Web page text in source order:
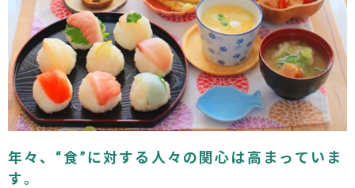
年々、“食”に対する人々の関心は高まっていま
す。